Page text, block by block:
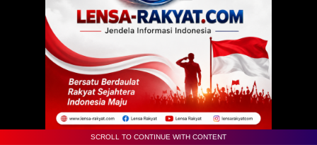
SCROLL TO CONTINUE WITH CONTENT